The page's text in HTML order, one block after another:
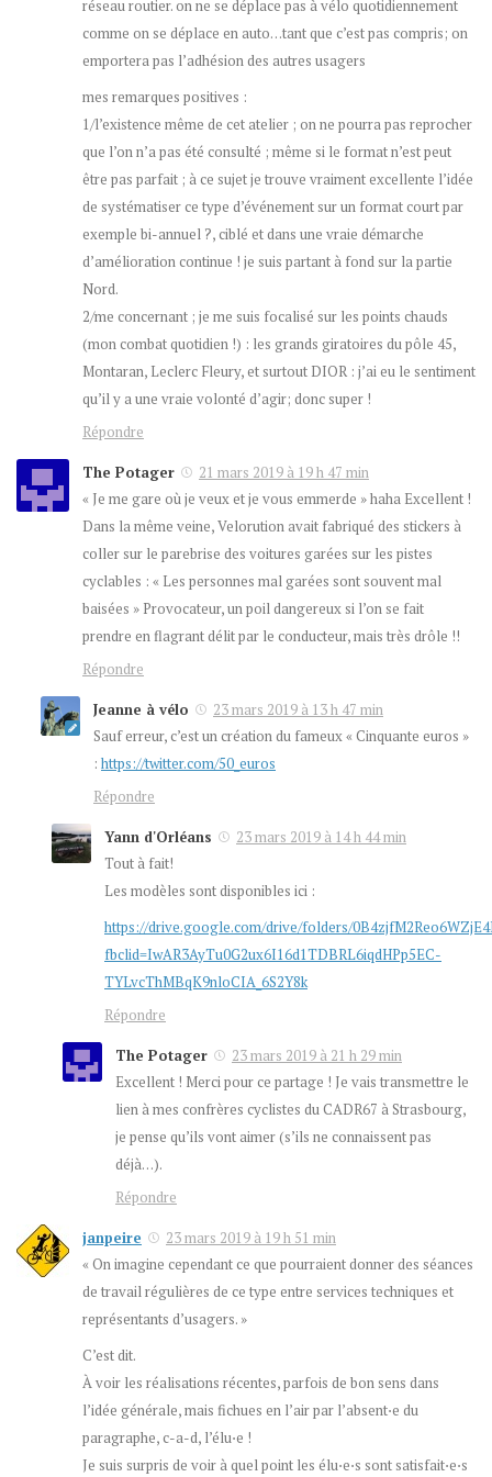
réseau routier. on ne se déplace pas à vélo quotidiennement
comme on se déplace en auto…tant que c’est pas compris; on
emportera pas l’adhésion des autres usagers
mes remarques positives :
1/l’existence même de cet atelier ; on ne pourra pas reprocher
que l’on n’a pas été consulté ; même si le format n’est peut
être pas parfait ; à ce sujet je trouve vraiment excellente l’idée
de systématiser ce type d’événement sur un format court par
exemple bi-annuel ?, ciblé et dans une vraie démarche
d’amélioration continue ! je suis partant à fond sur la partie
Nord.
2/me concernant ; je me suis focalisé sur les points chauds
(mon combat quotidien !) : les grands giratoires du pôle 45,
Montaran, Leclerc Fleury, et surtout DIOR : j’ai eu le sentiment
qu’il y a une vraie volonté d’agir; donc super !
Répondre
The Potager
21 mars 2019 à 19 h 47 min
« Je me gare où je veux et je vous emmerde » haha Excellent !
Dans la même veine, Velorution avait fabriqué des stickers à
coller sur le parebrise des voitures garées sur les pistes
cyclables : « Les personnes mal garées sont souvent mal
baisées » Provocateur, un poil dangereux si l’on se fait
prendre en flagrant délit par le conducteur, mais très drôle !!
Répondre
Jeanne à vélo
23 mars 2019 à 13 h 47 min
Sauf erreur, c’est un création du fameux « Cinquante euros »
: https://twitter.com/50_euros
Répondre
Yann d'Orléans
23 mars 2019 à 14 h 44 min
Tout à fait!
Les modèles sont disponibles ici :
https://drive.google.com/drive/folders/
fbclid=IwAR3AyTu0G2ux6I16d1TDBRL6iqdHPp5EC-
TYLvcThMBqK9nloCIA_6S2Y8k
Répondre
The Potager
23 mars 2019 à 21 h 29 min
Excellent ! Merci pour ce partage ! Je vais transmettre le
lien à mes confrères cyclistes du CADR67 à Strasbourg,
je pense qu’ils vont aimer (s’ils ne connaissent pas
déjà…).
Répondre
janpeire
23 mars 2019 à 19 h 51 min
« On imagine cependant ce que pourraient donner des séances
de travail régulières de ce type entre services techniques et
représentants d’usagers. »
C’est dit.
À voir les réalisations récentes, parfois de bon sens dans
l’idée générale, mais fichues en l’air par l’absent⋅e du
paragraphe, c-a-d, l’élu⋅e !
Je suis surpris de voir à quel point les élu⋅e⋅s sont satisfait⋅e⋅s